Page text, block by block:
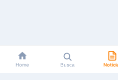
Home Busca